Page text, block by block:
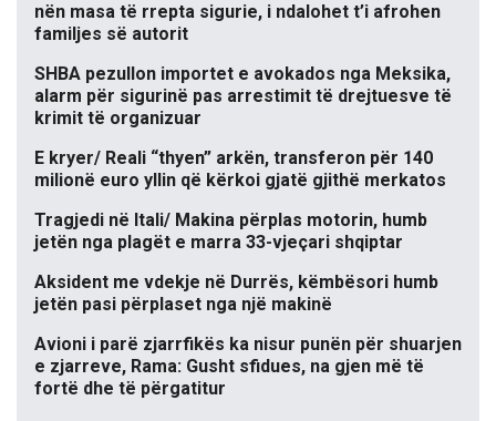
nën masa të rrepta sigurie, i ndalohet t’i afrohen
familjes së autorit
SHBA pezullon importet e avokados nga Meksika,
alarm për sigurinë pas arrestimit të drejtuesve të
krimit të organizuar
E kryer/ Reali “thyen” arkën, transferon për 140
milionë euro yllin që kërkoi gjatë gjithë merkatos
Tragjedi në Itali/ Makina përplas motorin, humb
jetën nga plagët e marra 33-vjeçari shqiptar
Aksident me vdekje në Durrës, këmbësori humb
jetën pasi përplaset nga një makinë
Avioni i parë zjarrfikës ka nisur punën për shuarjen
e zjarreve, Rama: Gusht sfidues, na gjen më të
fortë dhe të përgatitur